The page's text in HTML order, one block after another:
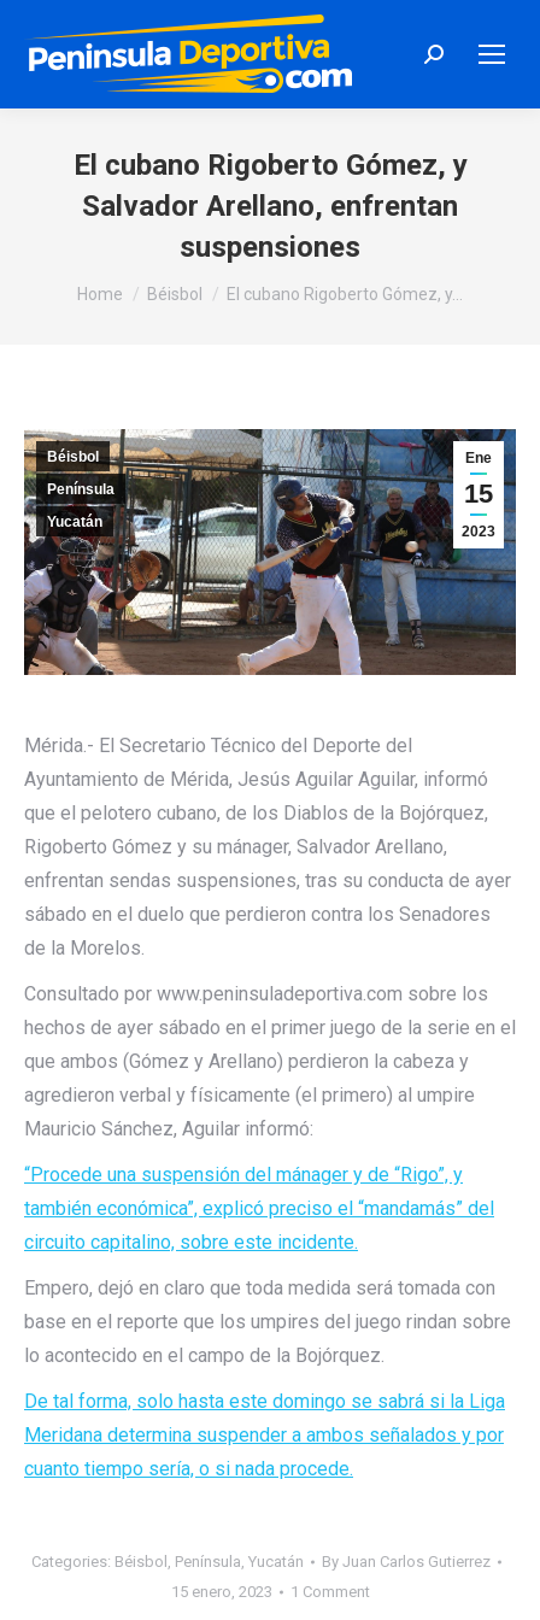
Search:
El cubano Rigoberto Gómez, y
Salvador Arellano, enfrentan
suspensiones
You are here:
Home Béisbol El cubano Rigoberto Gómez, y…
Ene
15
2023
Béisbol
Península
Yucatán
Mérida.- El Secretario Técnico del Deporte del
Ayuntamiento de Mérida, Jesús Aguilar Aguilar, informó
que el pelotero cubano, de los Diablos de la Bojórquez,
Rigoberto Gómez y su mánager, Salvador Arellano,
enfrentan sendas suspensiones, tras su conducta de ayer
sábado en el duelo que perdieron contra los Senadores
de la Morelos.
Consultado por www.peninsuladeportiva.com sobre los
hechos de ayer sábado en el primer juego de la serie en el
que ambos (Gómez y Arellano) perdieron la cabeza y
agredieron verbal y físicamente (el primero) al umpire
Mauricio Sánchez, Aguilar informó:
“Procede una suspensión del mánager y de “Rigo”, y
también económica”, explicó preciso el “mandamás” del
circuito capitalino, sobre este incidente.
Empero, dejó en claro que toda medida será tomada con
base en el reporte que los umpires del juego rindan sobre
lo acontecido en el campo de la Bojórquez.
De tal forma, solo hasta este domingo se sabrá si la Liga
Meridana determina suspender a ambos señalados y por
cuanto tiempo sería, o si nada procede.
Categories: Béisbol , Península, Yucatán By Juan Carlos Gutierrez
15 enero, 2023
1 Comment